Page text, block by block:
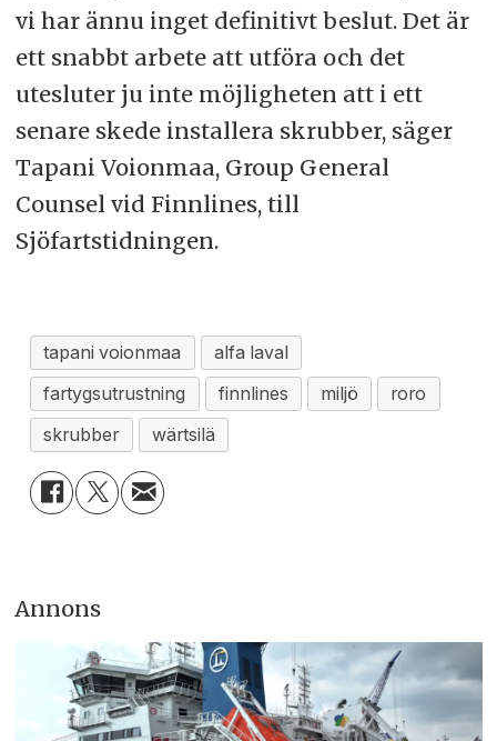
vi har ännu inget definitivt beslut. Det är
ett snabbt arbete att utföra och det
utesluter ju inte möjligheten att i ett
senare skede installera skrubber, säger
Tapani Voionmaa, Group General
Counsel vid Finnlines, till
Sjöfartstidningen.
tapani voionmaa
alfa laval
fartygsutrustning
finnlines miljö
roro
skrubber
wärtsilä
Annons